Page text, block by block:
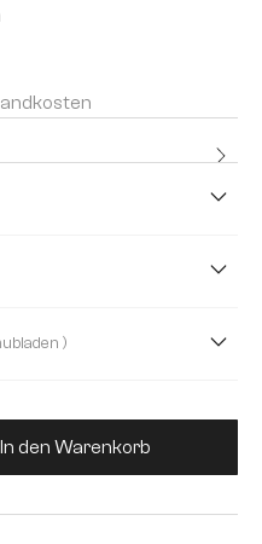
( 2 Türen, 4 Schubladen )
Gib den
In den Warenkorb